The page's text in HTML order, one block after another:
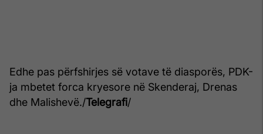
Edhe pas përfshirjes së votave të diasporës, PDK-
ja mbetet forca kryesore në Skenderaj, Drenas
dhe Malishevë./Telegrafi/